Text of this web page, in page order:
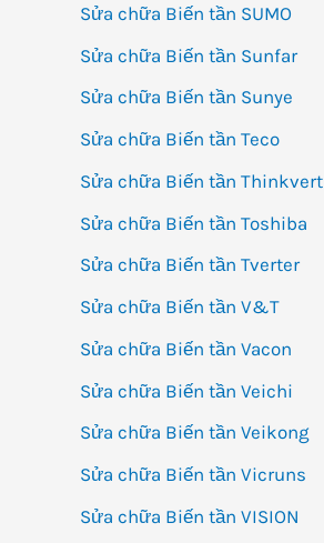
Sửa chữa Biến tần SUMO
Sửa chữa Biến tần Sunfar
Sửa chữa Biến tần Sunye
Sửa chữa Biến tần Teco
Sửa chữa Biến tần Thinkvert
Sửa chữa Biến tần Toshiba
Sửa chữa Biến tần Tverter
Sửa chữa Biến tần V&T
Sửa chữa Biến tần Vacon
Sửa chữa Biến tần Veichi
Sửa chữa Biến tần Veikong
Sửa chữa Biến tần Vicruns
Sửa chữa Biến tần VISION